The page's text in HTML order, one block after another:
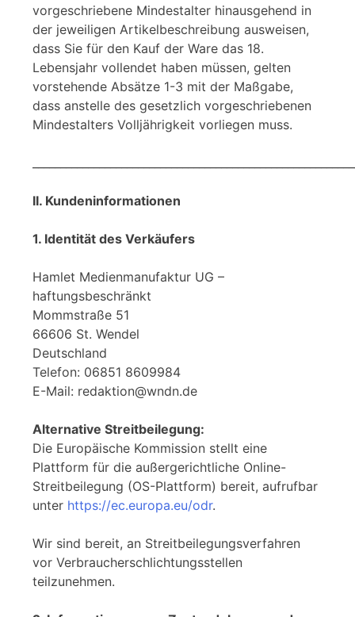
vorgeschriebene Mindestalter hinausgehend in
der jeweiligen Artikelbeschreibung ausweisen,
dass Sie für den Kauf der Ware das 18.
Lebensjahr vollendet haben müssen, gelten
vorstehende Absätze 1-3 mit der Maßgabe,
dass anstelle des gesetzlich vorgeschriebenen
Mindestalters Volljährigkeit vorliegen muss.
II. Kundeninformationen
1. Identität des Verkäufers
Hamlet Medienmanufaktur UG –
haftungsbeschränkt
Mommstraße 51
66606 St. Wendel
Deutschland
Telefon: 06851 8609984
E-Mail: redaktion@wndn.de
Alternative Streitbeilegung:
Die Europäische Kommission stellt eine
Plattform für die außergerichtliche Online-
Streitbeilegung (OS-Plattform) bereit, aufrufbar
unter https://ec.europa.eu/odr.
Wir sind bereit, an Streitbeilegungsverfahren
vor Verbraucherschlichtungsstellen
teilzunehmen.